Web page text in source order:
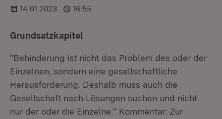
14.01.2023
16:55
Grundsatzkapitel
"Behinderung ist nicht das Problem des oder der
Einzelnen, sondern eine gesellschaftliche
Herausforderung. Deshalb muss auch die
Gesellschaft nach Lösungen suchen und nicht
nur der oder die Einzelne.“ Kommentar: Zur